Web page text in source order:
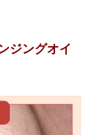
ジングオイ